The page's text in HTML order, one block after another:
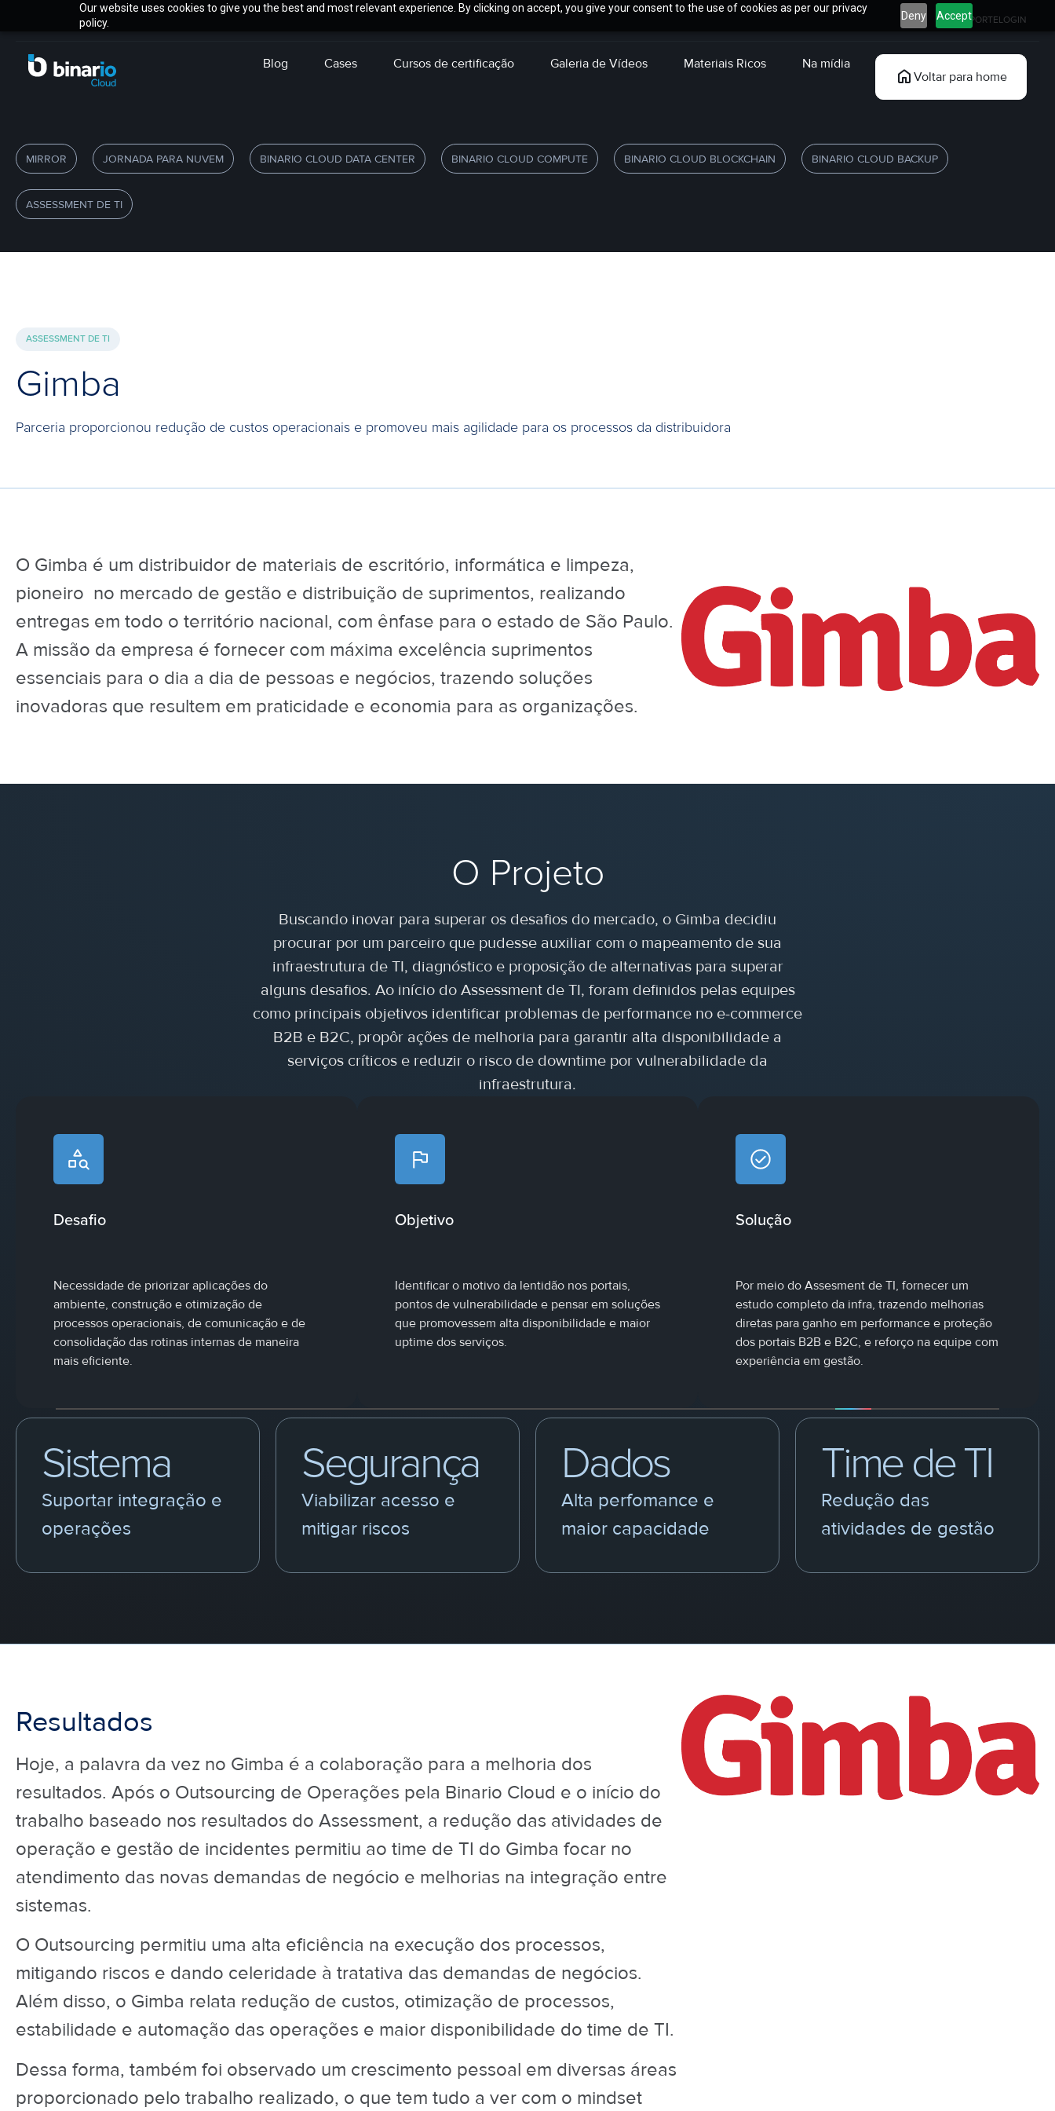
Our website uses cookies to give you the best and most relevant experience. By clicking on accept, you give your consent to the use of cookies as per our privacy
policy.
Deny AcceptSUPORTELOGIN
Blog Cases Cursos de certificação Galeria de Vídeos Materiais Ricos
Na mídia
Voltar para home
MIRROR JORNADA PARA NUVEM BINARIO CLOUD DATA CENTER BINARIO CLOUD COMPUTE BINARIO CLOUD BLOCKCHAIN BINARIO CLOUD BACKUP
ASSESSMENT DE TI
ASSESSMENT DE TI
Gimba
Parceria proporcionou redução de custos operacionais e promoveu mais agilidade para os processos da distribuidora
O Gimba é um distribuidor de materiais de escritório, informática e limpeza,
pioneiro no mercado de gestão e distribuição de suprimentos, realizando
entregas em todo o território nacional, com ênfase para o estado de São Paulo.
A missão da empresa é fornecer com máxima excelência suprimentos
essenciais para o dia a dia de pessoas e negócios, trazendo soluções
inovadoras que resultem em praticidade e economia para as organizações.
O Projeto
Buscando inovar para superar os desafios do mercado, o Gimba decidiu
procurar por um parceiro que pudesse auxiliar com o mapeamento de sua
infraestrutura de TI, diagnóstico e proposição de alternativas para superar
alguns desafios. Ao início do Assessment de TI, foram definidos pelas equipes
como principais objetivos identificar problemas de performance no e-commerce
B2B e B2C, propôr ações de melhoria para garantir alta disponibilidade a
serviços críticos e reduzir o risco de downtime por vulnerabilidade da
infraestrutura.
Desafio
Necessidade de priorizar aplicações do
ambiente, construção e otimização de
processos operacionais, de comunicação e de
consolidação das rotinas internas de maneira
mais eficiente.
Objetivo
Identificar o motivo da lentidão nos portais,
pontos de vulnerabilidade e pensar em soluções
que promovessem alta disponibilidade e maior
uptime dos serviços.
Solução
Por meio do Assesment de TI, fornecer um
estudo completo da infra, trazendo melhorias
diretas para ganho em performance e proteção
dos portais B2B e B2C, e reforço na equipe com
experiência em gestão.
Sistema
Suportar integração e
operações
Segurança
Viabilizar acesso e
mitigar riscos
Dados
Alta perfomance e
maior capacidade
Time de TI
Redução das
atividades de gestão
Resultados
Hoje, a palavra da vez no Gimba é a colaboração para a melhoria dos
resultados. Após o Outsourcing de Operações pela Binario Cloud e o início do
trabalho baseado nos resultados do Assessment, a redução das atividades de
operação e gestão de incidentes permitiu ao time de TI do Gimba focar no
atendimento das novas demandas de negócio e melhorias na integração entre
sistemas.
O Outsourcing permitiu uma alta eficiência na execução dos processos,
mitigando riscos e dando celeridade à tratativa das demandas de negócios.
Além disso, o Gimba relata redução de custos, otimização de processos,
estabilidade e automação das operações e maior disponibilidade do time de TI.
Dessa forma, também foi observado um crescimento pessoal em diversas áreas
proporcionado pelo trabalho realizado, o que tem tudo a ver com o mindset